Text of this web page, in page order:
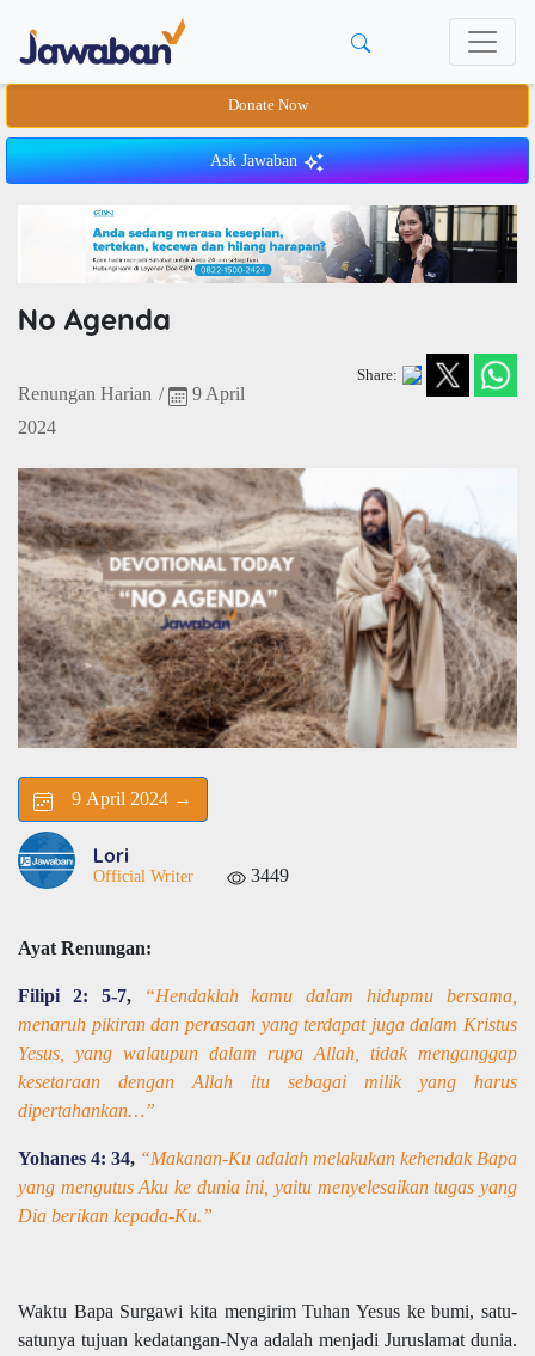
Donate Now
Ask Jawaban
No Agenda
Renungan Harian /
9 April
2024
Share:
9 April 2024 →
Lori
Official Writer 3449
Ayat Renungan:
Filipi 2: 5-7,
“Hendaklah kamu dalam hidupmu bersama,
menaruh pikiran dan perasaan yang terdapat juga dalam Kristus
Yesus, yang walaupun dalam rupa Allah, tidak menganggap
kesetaraan dengan Allah itu sebagai milik yang harus
dipertahankan…”
Yohanes 4: 34, “Makanan-Ku adalah melakukan kehendak Bapa
yang mengutus Aku ke dunia ini, yaitu menyelesaikan tugas yang
Dia berikan kepada-Ku.”
Waktu Bapa Surgawi kita mengirim Tuhan Yesus ke bumi, satu-
satunya tujuan kedatangan-Nya adalah menjadi Juruslamat dunia.